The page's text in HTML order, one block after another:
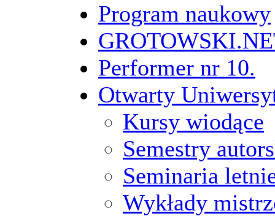
Program naukowy
Performer nr 10.
Otwarty
Kursy wiodące
Semestry
Seminaria
Wykłady